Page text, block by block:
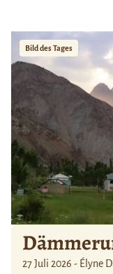
Bild des Tages
27 Juli 2026 - Élyne